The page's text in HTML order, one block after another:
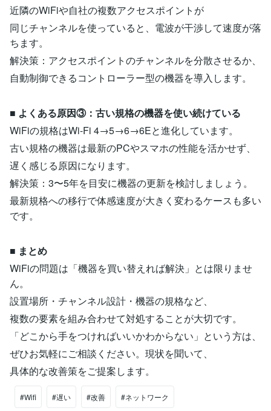
近隣のWiFiや自社の複数アクセスポイントが
同じチャンネルを使っていると、電波が干渉して速度が落
ちます。
解決策：アクセスポイントのチャンネルを分散させるか、
自動制御できるコントローラー型の機器を導入します。
■ よくある原因③：古い規格の機器を使い続けている
WiFiの規格はWi-Fi 4→5→6→6Eと進化しています。
古い規格の機器は最新のPCやスマホの性能を活かせず、
遅く感じる原因になります。
解決策：3〜5年を目安に機器の更新を検討しましょう。
最新規格への移行で体感速度が大きく変わるケースも多い
です。
■ まとめ
WiFiの問題は「機器を買い替えれば解決」とは限りませ
ん。
設置場所・チャンネル設計・機器の規格など、
複数の要素を組み合わせて対処することが大切です。
「どこから手をつければいいかわからない」という方は、
ぜひお気軽にご相談ください。現状を聞いて、
具体的な改善策をご提案します。
#Wifi #遅い #改善 #ネットワーク